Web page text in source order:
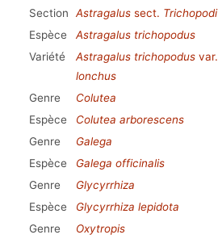
Section Astragalus sect. Trichopodi
Espèce
Astragalus trichopodus
Variété
Astragalus trichopodus var.
lonchus
Genre Colutea
Espèce
Colutea arborescens
Genre
Galega
Espèce
Galega officinalis
Genre
Glycyrrhiza
Espèce
Glycyrrhiza lepidota
Genre
Oxytropis